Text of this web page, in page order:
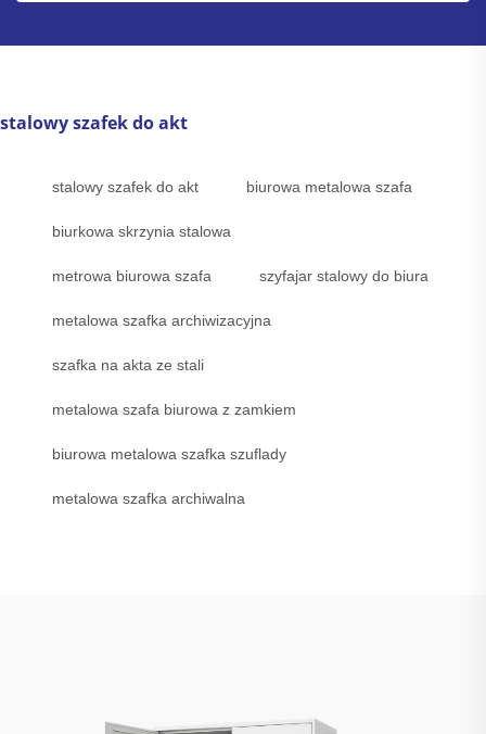
stalowy szafek do akt
stalowy szafek do akt biurowa metalowa szafa
biurkowa skrzynia stalowa
metrowa biurowa szafa szyfajar stalowy do biura
metalowa szafka archiwizacyjna
szafka na akta ze stali
metalowa szafa biurowa z zamkiem
biurowa metalowa szafka szuflady
metalowa szafka archiwalna